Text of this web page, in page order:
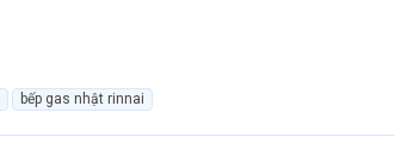
bếp gas nhật rinnai